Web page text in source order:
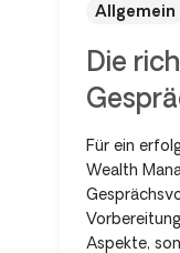
Allgemein
Die
Für ein
Wealth
Aspekte,